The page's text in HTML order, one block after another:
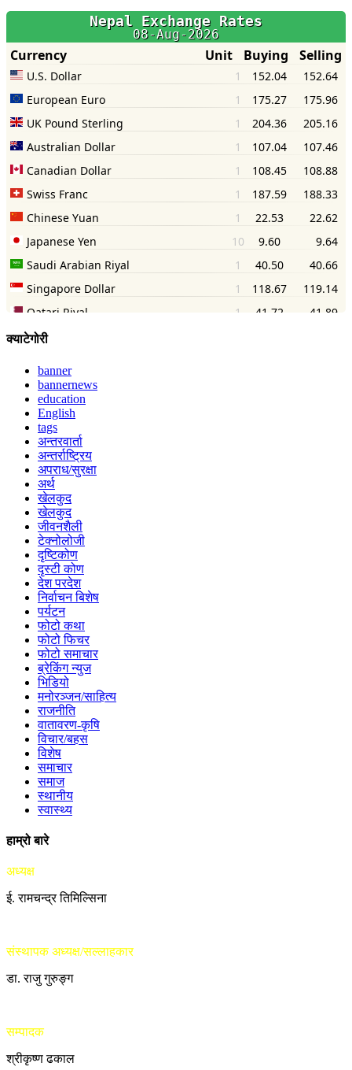
क्याटेगोरी
banner
bannernews
education
English
tags
अन्तरवार्ता
अन्तर्राष्ट्रिय
अपराध/सुरक्षा
अर्थ
खेलकुद
खेलकुद
जीवनशैली
टेक्नोलोजी
दृष्टिकोण
दृस्टी कोण
देश परदेश
निर्वाचन बिशेष
पर्यटन
फोटो कथा
फोटो फिचर
फोटो समाचार
ब्रेकिंग न्युज
भिडियो
मनोरञ्जन/साहित्य
राजनीति
वातावरण-कृषि
विचार/बहस
विशेष
समाचार
समाज
स्थानीय
स्वास्थ्य
हाम्रो बारे
अध्यक्ष
ई. रामचन्द्र तिमिल्सिना
संस्थापक अध्यक्ष/सल्लाहकार
डा. राजु गुरुङ्ग
सम्पादक
श्रीकृष्ण ढकाल